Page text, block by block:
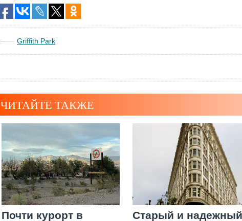
Griffith Park
ЧИТАЙТЕ ТАКЖЕ
Почти курорт в Старый и надежный